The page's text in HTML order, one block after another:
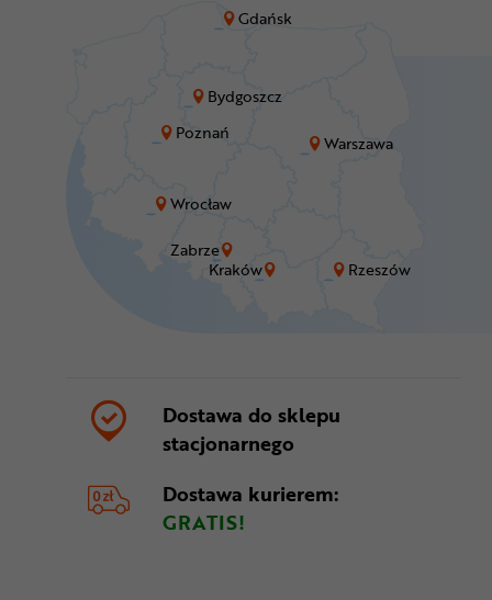
Bydgoszcz
Gdańsk
Kraków
Poznań
Rzeszów
Warszawa
Wrocław
Zabrze
Dostawa do sklepu
stacjonarnego
Dostawa kurierem:
GRATIS!